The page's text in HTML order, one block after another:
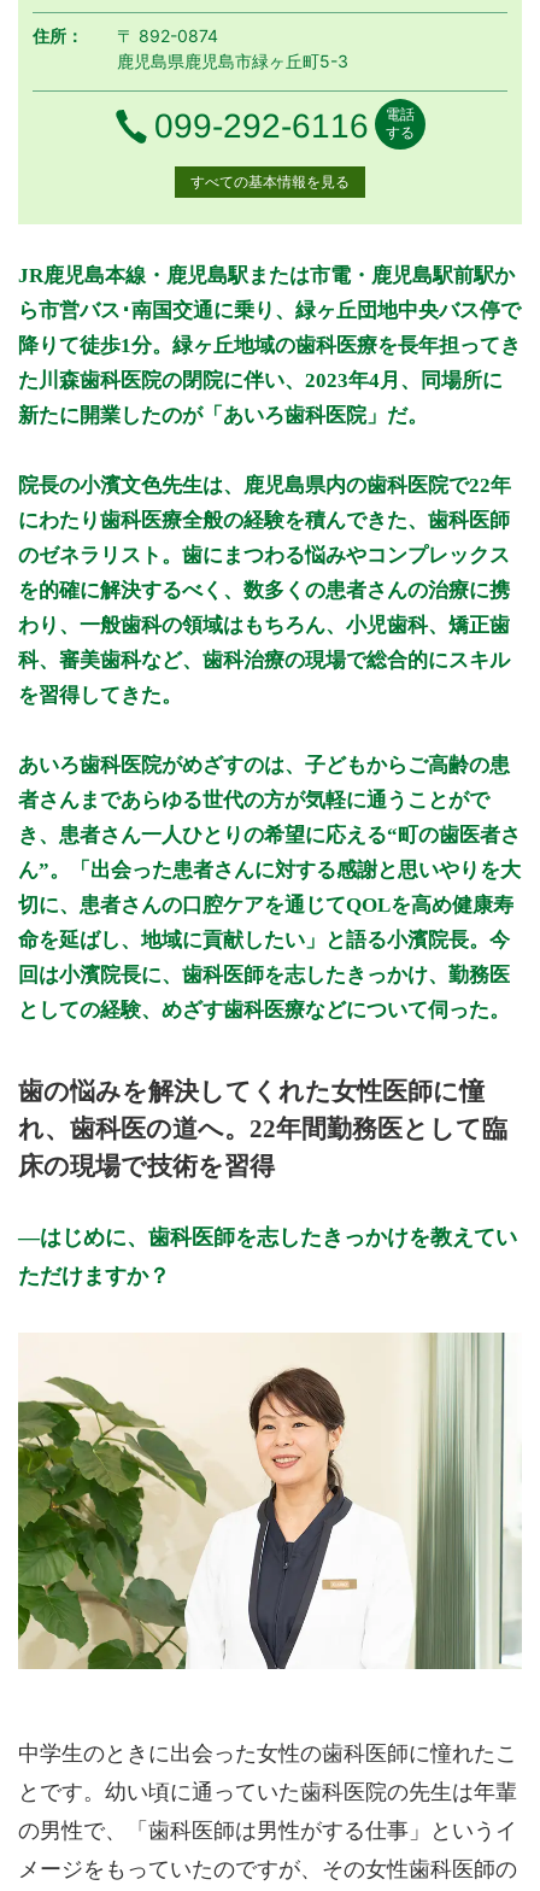
住所：
〒 892-0874
鹿児島県鹿児島市緑ヶ丘町5-3
電話番号
099-292-6116
電話
する
すべての基本情報を見る
診療時間 月月曜日
火 火曜日
水 水曜日
木木曜日
金金曜日
土土曜日
日 日曜日
祝
9:00 - 12:30
○ ○ ○
○
9:00 - 13:00
○
○
14:30 - 19:00
○ ○ ○ ○
休診日: 日、祝、年末年始、お盆時期
機関ホームページ、またはお電話にてご確認ください。
>>病院なびで医療機関の詳細を見る
公式HPはこちら
JR鹿児島本線・鹿児島駅または市電・鹿児島駅前駅か
ら市営バス･南国交通に乗り、緑ヶ丘団地中央バス停で
降りて徒歩1分。緑ヶ丘地域の歯科医療を長年担ってき
た川森歯科医院の閉院に伴い、2023年4月、同場所に
新たに開業したのが「あいろ歯科医院」だ。
院長の小濱文色先生は、鹿児島県内の歯科医院で22年
にわたり歯科医療全般の経験を積んできた、歯科医師
のゼネラリスト。歯にまつわる悩みやコンプレックス
を的確に解決するべく、数多くの患者さんの治療に携
わり、一般歯科の領域はもちろん、小児歯科、矯正歯
科、審美歯科など、歯科治療の現場で総合的にスキル
を習得してきた。
あいろ歯科医院がめざすのは、子どもからご高齢の患
者さんまであらゆる世代の方が気軽に通うことがで
き、患者さん一人ひとりの希望に応える“町の歯医者さ
ん”。「出会った患者さんに対する感謝と思いやりを大
切に、患者さんの口腔ケアを通じてQOLを高め健康寿
命を延ばし、地域に貢献したい」と語る小濱院長。今
回は小濱院長に、歯科医師を志したきっかけ、勤務医
としての経験、めざす歯科医療などについて伺った。
歯の悩みを解決してくれた女性医師に憧
れ、歯科医の道へ。22年間勤務医として臨
床の現場で技術を習得
はじめに、歯科医師を志したきっかけを教えてい
ただけますか？
中学生のときに出会った女性の歯科医師に憧れたこ
とです。幼い頃に通っていた歯科医院の先生は年輩
の男性で、「歯科医師は男性がする仕事」というイ
メージをもっていたのですが、その女性歯科医師の